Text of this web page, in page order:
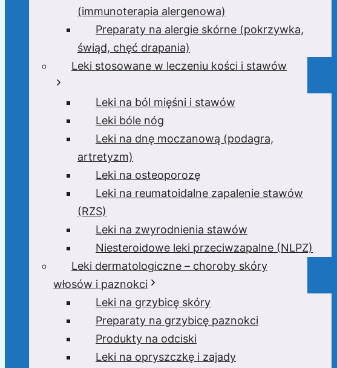
(immunoterapia alergenowa)
Preparaty na alergie skórne (pokrzywka,
świąd, chęć drapania)
Leki stosowane w leczeniu kości i stawów
Leki na ból mięśni i stawów
Leki bóle nóg
Leki na dnę moczanową (podagra,
artretyzm)
Leki na osteoporozę
Leki na reumatoidalne zapalenie stawów
(RZS)
Leki na zwyrodnienia stawów
Niesteroidowe leki przeciwzapalne (NLPZ)
Leki dermatologiczne – choroby skóry
włosów i paznokci
Leki na grzybicę skóry
Preparaty na grzybicę paznokci
Produkty na odciski
Leki na opryszczkę i zajady